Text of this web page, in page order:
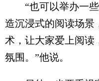
“也可以举办一些
造沉浸式的阅读场景
术，让大家爱上阅读
氛围。”他说。